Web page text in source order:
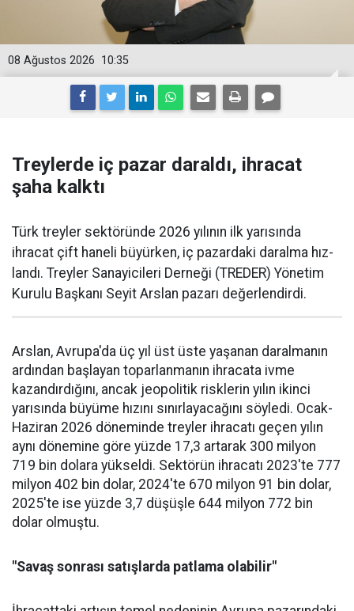
10:35
08 Ağustos 2026
Treylerde iç pazar daraldı, ihracat
şaha kalktı
Türk treyler sektöründe 2026 yılının ilk yarısın­da
ihracat çift haneli bü­yürken, iç pazardaki daralma hız­
landı. Treyler Sanayicileri Der­neği (TREDER) Yönetim
Kurulu Başkanı Seyit Arslan pazarı değerlendirdi.
Arslan, Avrupa'da üç yıl üst üste yaşanan daralma­nın
ardından başlayan toparlan­manın ihracata ivme
kazandır­dığını, ancak jeopolitik riskle­rin yılın ikinci
yarısında büyüme hızını sınırlayacağını söyledi. Ocak-
Haziran 2026 döneminde treyler ihracatı geçen yılın
aynı dönemine göre yüzde 17,3 artarak 300 milyon
719 bin dolara yüksel­di. Sektörün ihracatı 2023'te 777
milyon 402 bin dolar, 2024'te 670 milyon 91 bin dolar,
2025'te ise yüzde 3,7 düşüşle 644 milyon 772 bin
dolar olmuştu.
"Savaş sonrası satışlarda patlama olabilir"